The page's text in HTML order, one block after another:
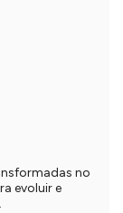
no
evoluir e